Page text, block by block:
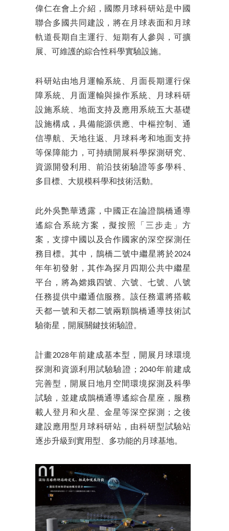
偉仁在會上介紹，國際月球科研站是中國
聯合多國共同建設，將在月球表面和月球
軌道長期自主運行、短期有人參與，可擴
展、可維護的綜合性科學實驗設施。
科研站由地月運輸系統、月面長期運行保
障系統、月面運輸與操作系統、月球科研
設施系統、地面支持及應用系統五大基礎
設施構成，具備能源供應、中樞控制、通
信導航、天地往返、月球科考和地面支持
等保障能力，可持續開展科學探測研究、
資源開發利用、前沿技術驗證等多學科、
多目標、大規模科學和技術活動。
此外吳艷華透露，中國正在論證鵲橋通導
遙綜合系統方案，擬按照「三步走」方
案，支撐中國以及合作國家的深空探測任
務目標。其中，鵲橋二號中繼星將於2024
年年初發射，其作為探月四期公共中繼星
平台，將為嫦娥四號、六號、七號、八號
任務提供中繼通信服務。該任務還將搭載
天都一號和天都二號兩顆鵲橋通導技術試
驗衛星，開展關鍵技術驗證。
計畫2028年前建成基本型，開展月球環境
探測和資源利用試驗驗證；2040年前建成
完善型，開展日地月空間環境探測及科學
試驗，並建成鵲橋通導遙綜合星座，服務
載人登月和火星、金星等深空探測；之後
建設應用型月球科研站，由科研型試驗站
逐步升級到實用型、多功能的月球基地。